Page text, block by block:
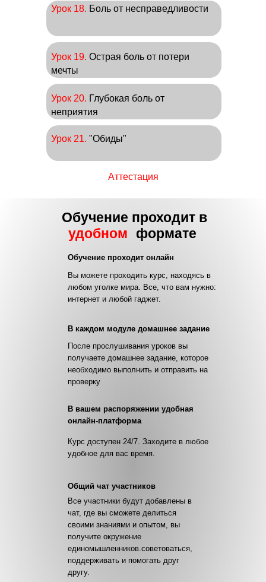
Урок 18. Боль от несправедливости
Урок 19. Острая боль от потери
мечты
Урок 20. Глубокая боль от
неприятия
Урок 21. "Обиды"
Аттестация
Обучение проходит в
Обучение проходит онлайн
удобном
В каждом модуле домашнее задание
Вы можете проходить курс, находясь в
любом уголке мира. Все, что вам нужно:
интернет и любой гаджет.
После прослушивания уроков вы
получаете домашнее задание, которое
необходимо выполнить и отправить на
проверку
В вашем распоряжении удобная
онлайн-платформа
Общий чат участников
Все участники будут добавлены в
чат, где вы сможете делиться
своими знаниями и опытом, вы
получите окружение
единомышленников.советоваться,
поддерживать и помогать друг
другу.
Курс доступен 24/7. Заходите в любое
удобное для вас время.
формате